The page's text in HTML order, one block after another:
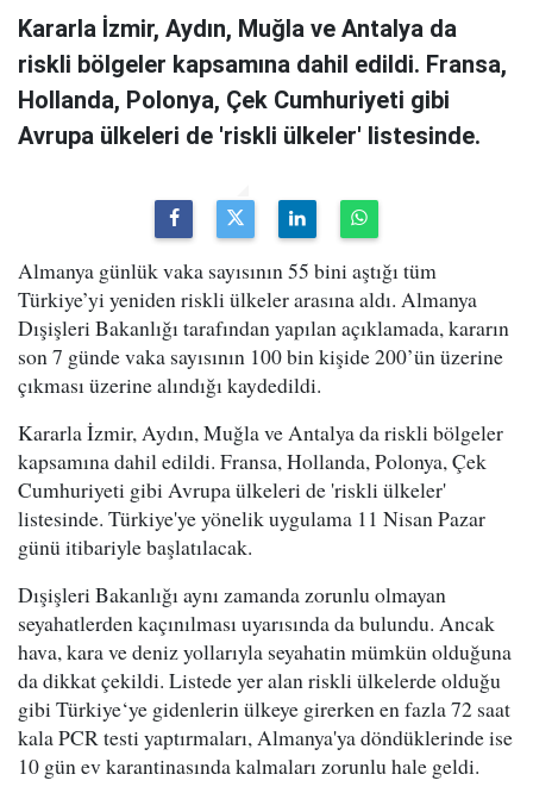
Kararla İzmir, Aydın, Muğla ve Antalya da
riskli bölgeler kapsamına dahil edildi. Fransa,
Hollanda, Polonya, Çek Cumhuriyeti gibi
Avrupa ülkeleri de 'riskli ülkeler' listesinde.
Almanya günlük vaka sayısının 55 bini aştığı tüm
Türkiye’yi yeniden riskli ülkeler arasına aldı. Almanya
Dışişleri Bakanlığı tarafından yapılan açıklamada, kararın
son 7 günde vaka sayısının 100 bin kişide 200’ün üzerine
çıkması üzerine alındığı kaydedildi.
Kararla İzmir, Aydın, Muğla ve Antalya da riskli bölgeler
kapsamına dahil edildi. Fransa, Hollanda, Polonya, Çek
Cumhuriyeti gibi Avrupa ülkeleri de 'riskli ülkeler'
listesinde. Türkiye'ye yönelik uygulama 11 Nisan Pazar
günü itibariyle başlatılacak.
Dışişleri Bakanlığı aynı zamanda zorunlu olmayan
seyahatlerden kaçınılması uyarısında da bulundu. Ancak
hava, kara ve deniz yollarıyla seyahatin mümkün olduğuna
da dikkat çekildi. Listede yer alan riskli ülkelerde olduğu
gibi Türkiye‘ye gidenlerin ülkeye girerken en fazla 72 saat
kala PCR testi yaptırmaları, Almanya'ya döndüklerinde ise
10 gün ev karantinasında kalmaları zorunlu hale geldi.